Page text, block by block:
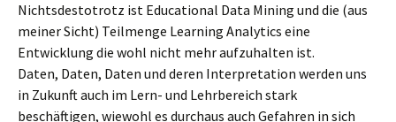
Nichtsdestotrotz ist Educational Data Mining und die (aus
meiner Sicht) Teilmenge Learning Analytics eine
Entwicklung die wohl nicht mehr aufzuhalten ist.
Daten, Daten, Daten und deren Interpretation werden uns
in Zukunft auch im Lern- und Lehrbereich stark
beschäftigen, wiewohl es durchaus auch Gefahren in sich